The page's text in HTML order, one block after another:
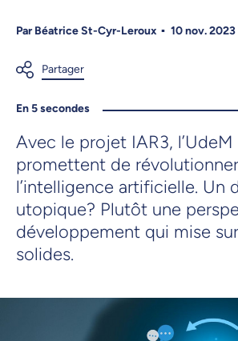
ParBéatrice St-Cyr-Leroux 10 nov. 2023
En 5 secondes
Avec le projet IAR3,
promettent de révolutionner
l’intelligence artificielle. Un
utopique? Plutôt une
développement qui mise
solides.